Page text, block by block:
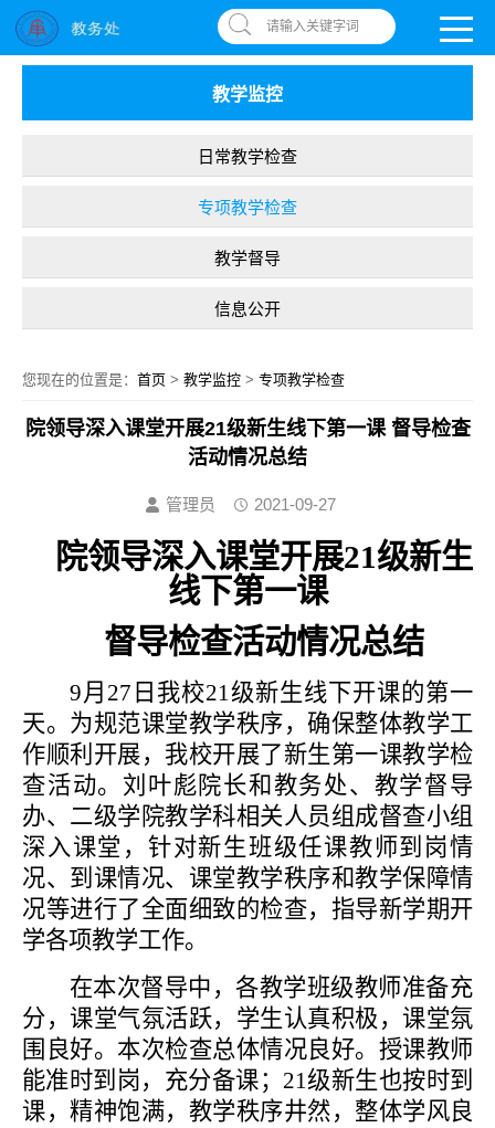
南昌应用技术师范学院，助你圆梦! OA系统| 书记信箱 违反师德举报信箱
请输入关键字词
教学监控
日常教学检查
专项教学检查
教学督导
信息公开
您现在的位置是： 首页 > 教学监控 > 专项教学检查
院领导深入课堂开展21级新生线下第一课 督导检查
活动情况总结
管理员 2021-09-27
院领导深入课堂开展21级新生
线下第一课
督导检查活动情况总结
9月27日我校21级新生线下开课的第一
天。为规范课堂教学秩序，确保整体教学工
作顺利开展，我校开展了新生第一课教学检
查活动。刘叶彪院长和教务处、教学督导
办、二级学院教学科相关人员组成督查小组
深入课堂，针对新生班级任课教师到岗情
况、到课情况、课堂教学秩序和教学保障情
况等进行了全面细致的检查，指导新学期开
学各项教学工作。
在本次督导中，各教学班级教师准备充
分，课堂气氛活跃，学生认真积极，课堂氛
围良好。本次检查总体情况良好。授课教师
能准时到岗，充分备课； 21级新生也按时到
课，精神饱满，教学秩序井然，整体学风良